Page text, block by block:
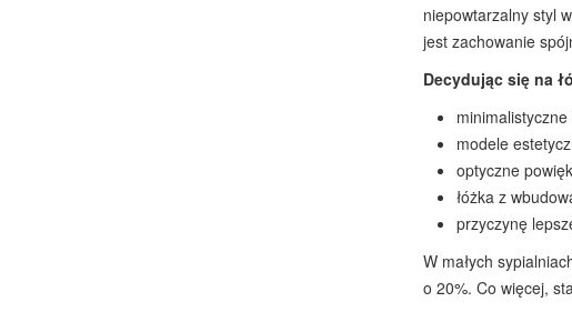
niepowtarzalny styl
jest zachowanie
Decydując się na
minimalistyczne
modele
optyczne
łóżka z
przyczynę
W małych
o 20%. Co więcej,